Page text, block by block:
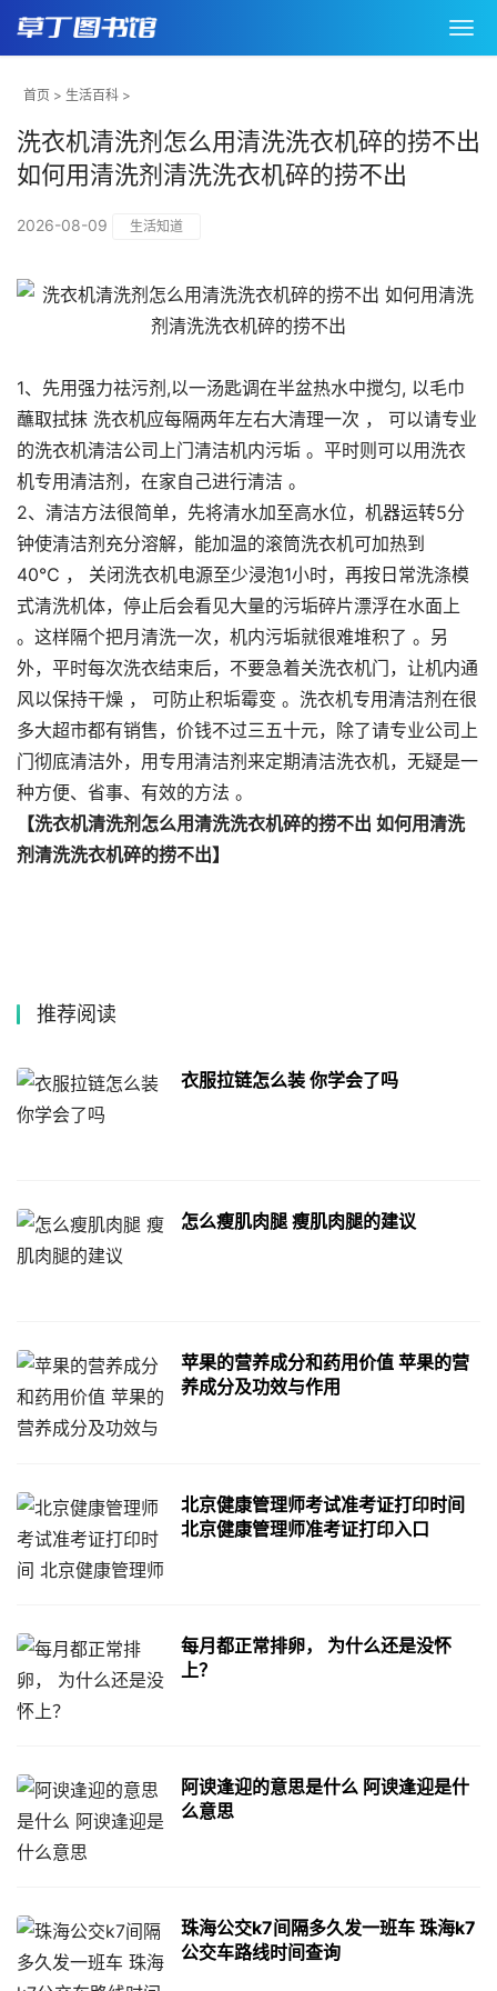
首页 > 生活百科 >
洗衣机清洗剂怎么用清洗洗衣机碎的捞不出
如何用清洗剂清洗洗衣机碎的捞不出
2026-08-09 生活知道
1、先用强力祛污剂,以一汤匙调在半盆热水中搅匀, 以毛巾
蘸取拭抹 洗衣机应每隔两年左右大清理一次 ， 可以请专业
的洗衣机清洁公司上门清洁机内污垢 。平时则可以用洗衣
机专用清洁剂，在家自己进行清洁 。
2、清洁方法很简单，先将清水加至高水位，机器运转5分
钟使清洁剂充分溶解，能加温的滚筒洗衣机可加热到
40℃ ， 关闭洗衣机电源至少浸泡1小时，再按日常洗涤模
式清洗机体，停止后会看见大量的污垢碎片漂浮在水面上
。这样隔个把月清洗一次，机内污垢就很难堆积了 。另
外，平时每次洗衣结束后，不要急着关洗衣机门，让机内通
风以保持干燥 ， 可防止积垢霉变 。洗衣机专用清洁剂在很
多大超市都有销售，价钱不过三五十元，除了请专业公司上
门彻底清洁外，用专用清洁剂来定期清洁洗衣机，无疑是一
种方便、省事、有效的方法 。
【洗衣机清洗剂怎么用清洗洗衣机碎的捞不出 如何用清洗
剂清洗洗衣机碎的捞不出】
推荐阅读
衣服拉链怎么装 你学会了吗
怎么瘦肌肉腿 瘦肌肉腿的建议
苹果的营养成分和药用价值 苹果的营
养成分及功效与作用
北京健康管理师考试准考证打印时间
北京健康管理师准考证打印入口
每月都正常排卵， 为什么还是没怀
上？
阿谀逢迎的意思是什么 阿谀逢迎是什
么意思
珠海公交k7间隔多久发一班车 珠海k7
公交车路线时间查询